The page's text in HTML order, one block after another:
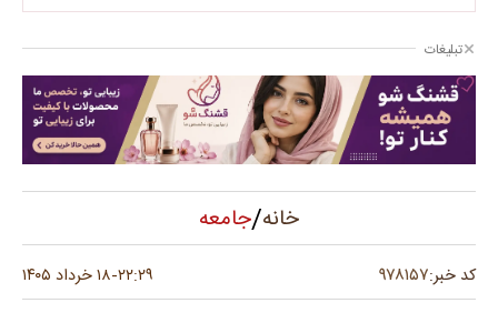
تبلیغات
خانه/جامعه
کد خبر:۹۷۸۱۵۷ ۲۲:۲۹-۱۸ خرداد ۱۴۰۵